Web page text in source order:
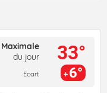
Maximale
du jour
Ecart
33°
6°